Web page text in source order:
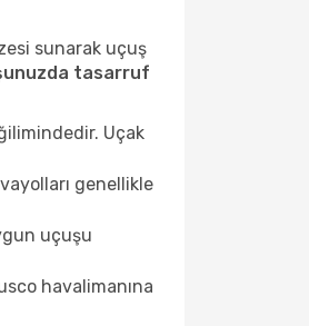
sunarak uçuş
tasarruf
Uçak
genellikle
uçuşu
havalimanına